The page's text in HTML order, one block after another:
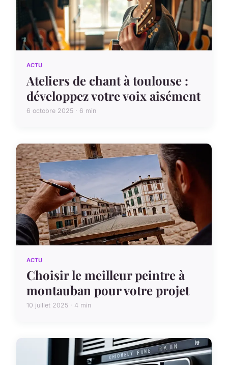
ACTU
Ateliers de chant à toulouse :
développez votre voix aisément
6 octobre 2025 · 6 min
ACTU
Choisir le meilleur peintre à
montauban pour votre projet
10 juillet 2025 · 4 min